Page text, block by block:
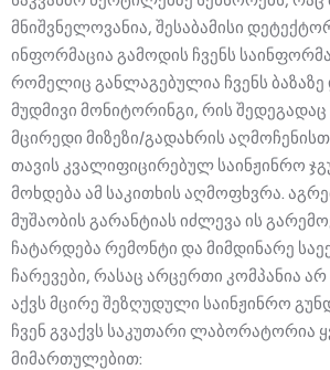
მნიშვნელოვანია, შესაბამისი
ინფორმაცია გამოდის ჩვენს
რომელიც განლაგებულია ჩვენს ბაზაზე
მუდმივი მონიტორინგი, რის შედეგადაც
მცირედი მიზეზი/გადახრის
თავის კვალიფიცირებულ საინჟინრო
მოხდება ამ საკითხის აღმოფხვრა.
მუშაობის გარანტიას იძლევა ის
ჩატარდება რემონტი და მიმდინარე
ჩარევები, რასაც არცერთი კომპანია
აქვს მცირე შეზღუდული საინჟინრო
ჩვენ გვაქვს საკუთარი ლაბორატორია
მიმართულებით: